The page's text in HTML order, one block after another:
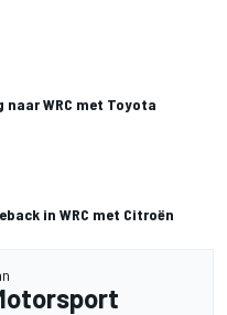
naar WRC met Toyota
in WRC met Citroën